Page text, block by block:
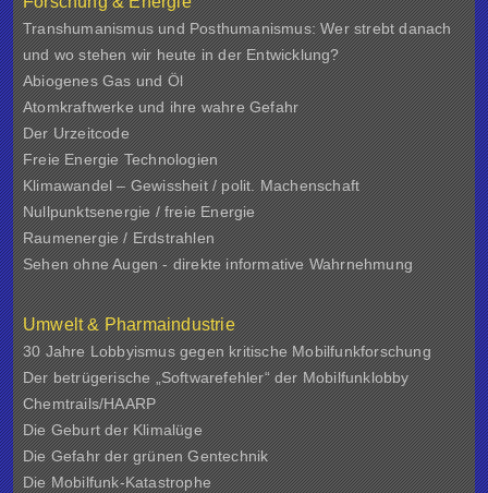
Transhumanismus und Posthumanismus: Wer strebt danach
und wo stehen wir heute in der Entwicklung?
Abiogenes Gas und Öl
Atomkraftwerke und ihre wahre Gefahr
Der Urzeitcode
Freie Energie Technologien
Klimawandel – Gewissheit / polit. Machenschaft
Nullpunktsenergie / freie Energie
Raumenergie / Erdstrahlen
Sehen ohne Augen - direkte informative Wahrnehmung
Umwelt & Pharmaindustrie
30 Jahre Lobbyismus gegen kritische Mobilfunkforschung
Der betrügerische „Softwarefehler“ der Mobilfunklobby
Chemtrails/HAARP
Die Geburt der Klimalüge
Die Gefahr der grünen Gentechnik
Die Mobilfunk-Katastrophe